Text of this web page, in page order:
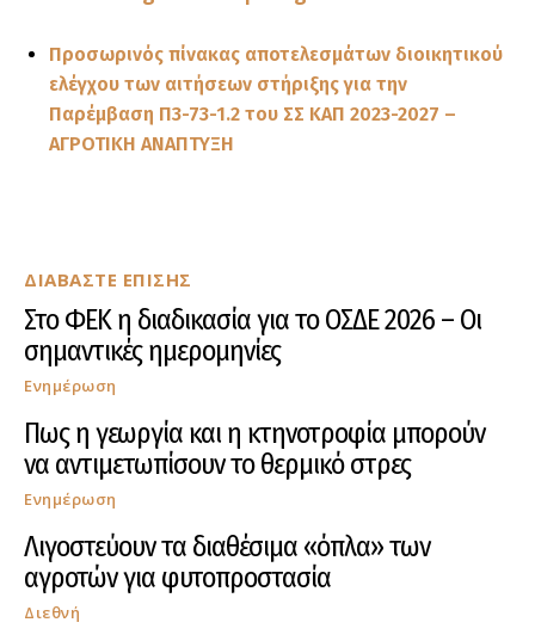
ΔΙΑΒΑΣΤΕ ΕΠΙΣΗΣ
Στο ΦΕΚ η διαδικασία για το ΟΣΔΕ 2026 – Οι
σημαντικές ημερομηνίες
Ενημέρωση
Πως η γεωργία και η κτηνοτροφία μπορούν
να αντιμετωπίσουν το θερμικό στρες
Ενημέρωση
Λιγοστεύουν τα διαθέσιμα «όπλα» των
αγροτών για φυτοπροστασία
Διεθνή
Προσωρινός πίνακας αποτελεσμάτων διοικητικού
ελέγχου των αιτήσεων στήριξης για την
Παρέμβαση Π3-73-1.2 του ΣΣ ΚΑΠ 2023-2027 –
ΑΓΡΟΤΙΚΗ ΑΝΑΠΤΥΞΗ